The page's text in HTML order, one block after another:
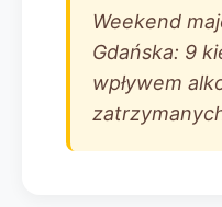
Weekend
Gdańska: 9
wpływem